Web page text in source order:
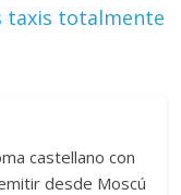
taxis totalmente
castellano con
desde Moscú